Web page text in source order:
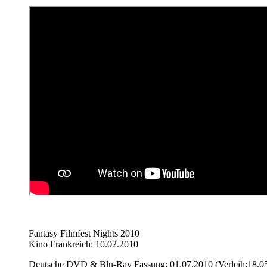
Fantasy Filmfest Nights 2010
Kino Frankreich: 10.02.2010
Deutsche DVD & Blu-Ray Fassung: 01.07.2010